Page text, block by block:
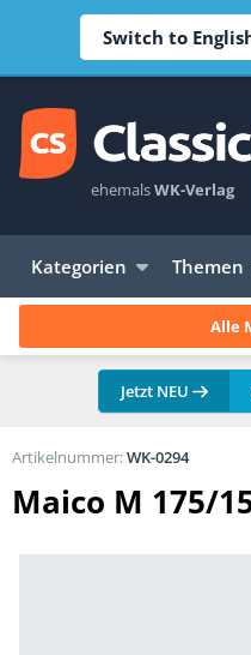
Switch to
ehemalsWK-Verlag
Kategorien Themen
Alle
Jetzt NEU
Maico M 175/
Artikelnummer:WK-0294